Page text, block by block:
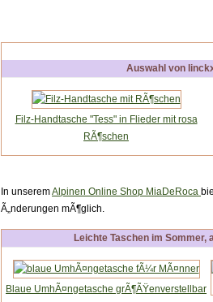
Auswahl von
Filz-Handtasche "Tess" in Flieder mit rosa
RÃ¶schen
In unseremAlpinen Online Shop MiaDeRoca
Ã„nderungen mÃ¶glich.
Leichte Taschen im Sommer,
Blaue UmhÃ¤ngetasche grÃ¶ÃŸenverstellbar